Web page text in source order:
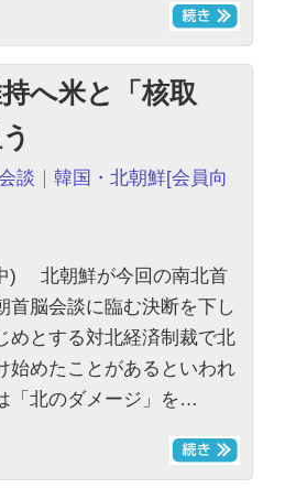
へ米と「核取
談 ｜韓国・北朝鮮[会員向
) 北朝鮮が今回の南北首
首脳会談に臨む決断を下し
めとする対北経済制裁で北
始めたことがあるといわれ
「北のダメージ」を…